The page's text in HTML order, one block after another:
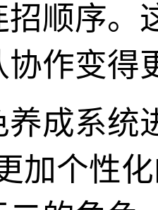
招顺序。
协作变得
成系统
加个性